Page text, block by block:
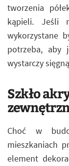
tworzenia
kąpieli. Jeśli
wykorzystane
potrzeba, aby
wystarczy
Szkło
Choć w
mieszkaniach
element